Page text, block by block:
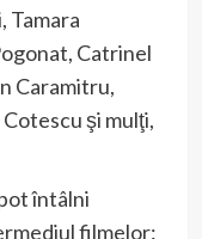
Tamara
Catrinel
Caramitru,
şi mulţi,
întâlni
filmelor: